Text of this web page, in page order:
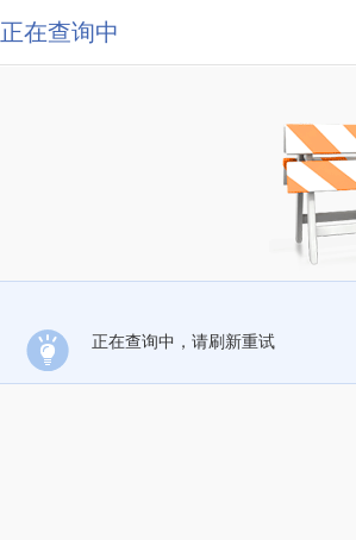
正在查询中
正在查询中，请刷新重试